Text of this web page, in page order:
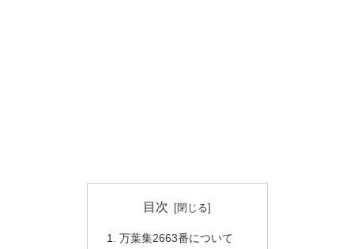
目次
万葉集2663番について